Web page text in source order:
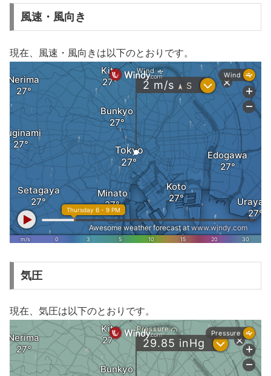
風速・風向き
現在、風速・風向きは以下のとおりです。
気圧
現在、気圧は以下のとおりです。